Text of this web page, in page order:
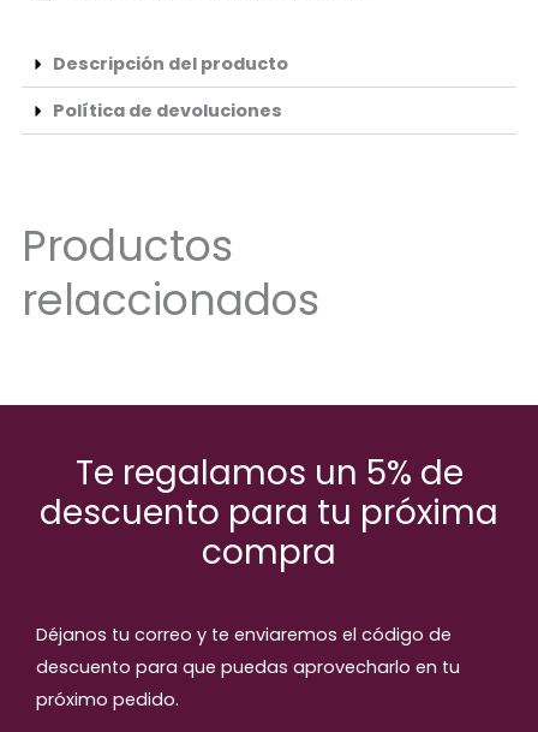
Descripción del producto
Política de devoluciones
Productos
relaccionados
Te regalamos un 5% de
descuento para tu próxima
compra
Déjanos tu correo y te enviaremos el código de
descuento para que puedas aprovecharlo en tu
próximo pedido.